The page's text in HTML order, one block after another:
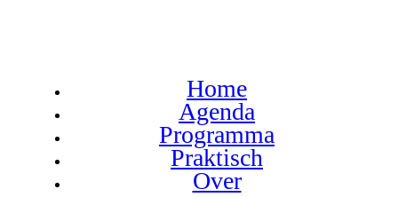
Home
Agenda
Programma
Praktisch
Over